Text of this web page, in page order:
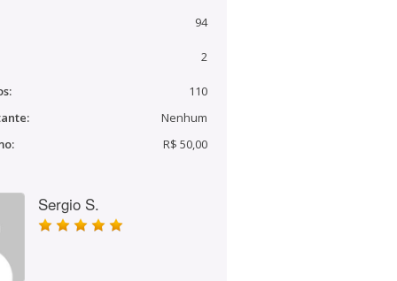
94
2
110
Nenhum
R$ 50,00
Sergio S.